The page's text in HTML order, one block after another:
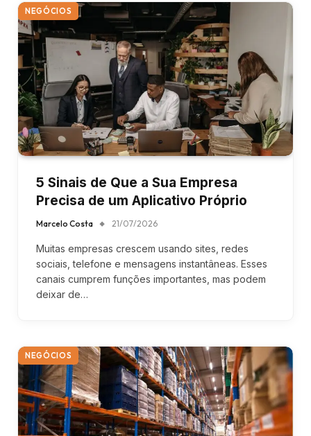
NEGÓCIOS
5 Sinais de Que a Sua Empresa
Precisa de um Aplicativo Próprio
Marcelo Costa 21/07/2026
Muitas empresas crescem usando sites, redes
sociais, telefone e mensagens instantâneas. Esses
canais cumprem funções importantes, mas podem
deixar de…
NEGÓCIOS